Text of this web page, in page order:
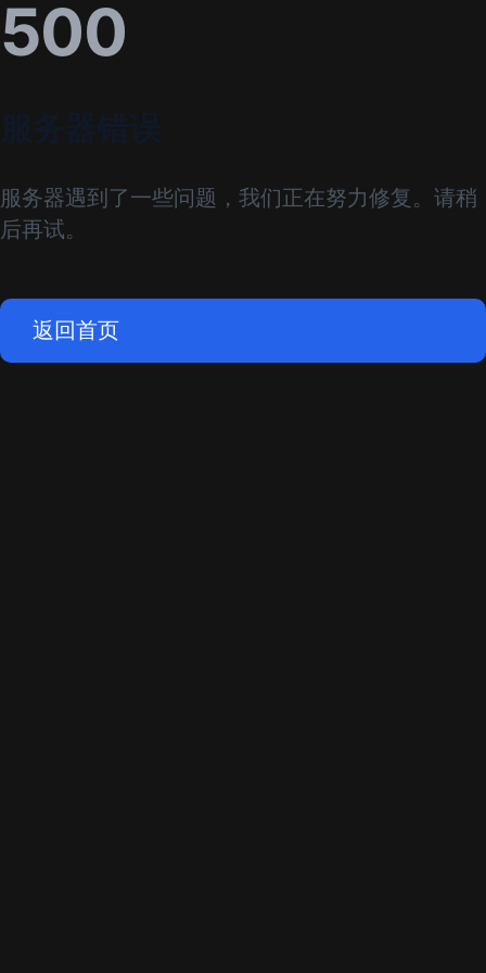
500
服务器遇到了一些问题，我们正在努力修复。请稍
后再试。
返回首页